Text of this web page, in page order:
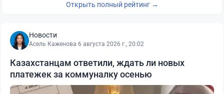
Открыть полный рейтинг →
Новости
Асель Каженова·6 августа 2026 г., 20:02
Казахстанцам ответили, ждать ли новых
платежек за коммуналку осенью